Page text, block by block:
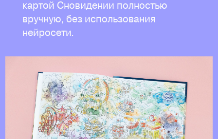
картой Сновидении полностью
вручную, без использования
нейросети.